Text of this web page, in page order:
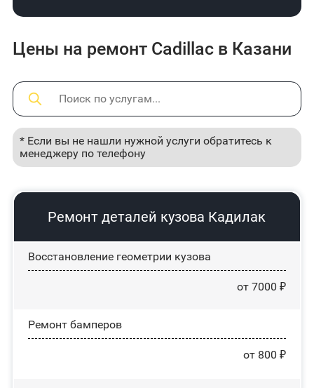
Цены на ремонт Cadillac в Казани
* Если вы не нашли нужной услуги обратитесь к
менеджеру по телефону
Ремонт деталей кузова Кадилак
Восстановление геометрии кузова
от 7000 ₽
Ремонт бамперов
от 800 ₽